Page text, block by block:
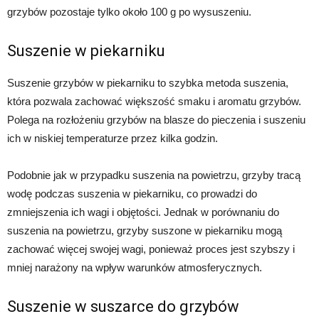
grzybów pozostaje tylko około 100 g po wysuszeniu.
Suszenie w piekarniku
Suszenie grzybów w piekarniku to szybka metoda suszenia,
która pozwala zachować większość smaku i aromatu grzybów.
Polega na rozłożeniu grzybów na blasze do pieczenia i suszeniu
ich w niskiej temperaturze przez kilka godzin.
Podobnie jak w przypadku suszenia na powietrzu, grzyby tracą
wodę podczas suszenia w piekarniku, co prowadzi do
zmniejszenia ich wagi i objętości. Jednak w porównaniu do
suszenia na powietrzu, grzyby suszone w piekarniku mogą
zachować więcej swojej wagi, ponieważ proces jest szybszy i
mniej narażony na wpływ warunków atmosferycznych.
Suszenie w suszarce do grzybów